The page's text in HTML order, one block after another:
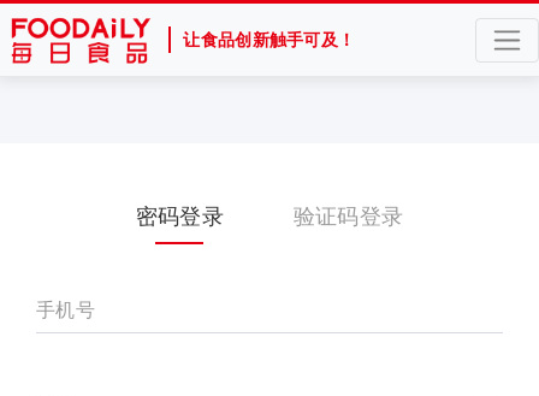
让食品创新触手可及！
密码登录 验证码登录
手机号